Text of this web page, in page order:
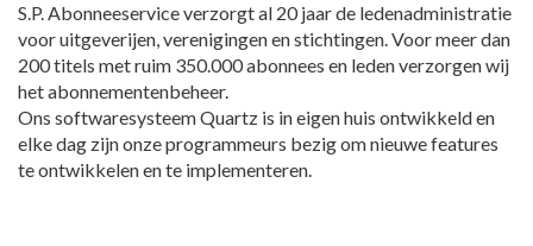
S.P. Abonneeservice verzorgt al 20 jaar de ledenadministratie
voor uitgeverijen, verenigingen en stichtingen. Voor meer dan
200 titels met ruim 350.000 abonnees en leden verzorgen wij
het abonnementenbeheer.
Ons softwaresysteem Quartz is in eigen huis ontwikkeld en
elke dag zijn onze programmeurs bezig om nieuwe features
te ontwikkelen en te implementeren.